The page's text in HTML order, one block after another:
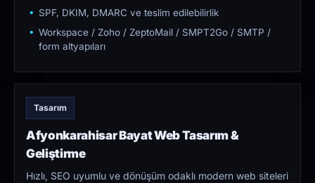
SPF, DKIM, DMARC ve teslim edilebilirlik
Workspace / Zoho / ZeptoMail / SMPT2Go / SMTP /
form altyapıları
Tasarım
Afyonkarahisar Bayat Web Tasarım &
Geliştirme
Hızlı, SEO uyumlu ve dönüşüm odaklı modern web siteleri